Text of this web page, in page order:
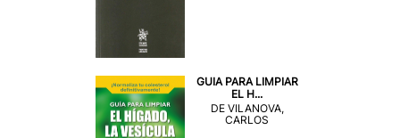
GUIA PARA LIMPIAR
EL H...
DE VILANOVA,
CARLOS